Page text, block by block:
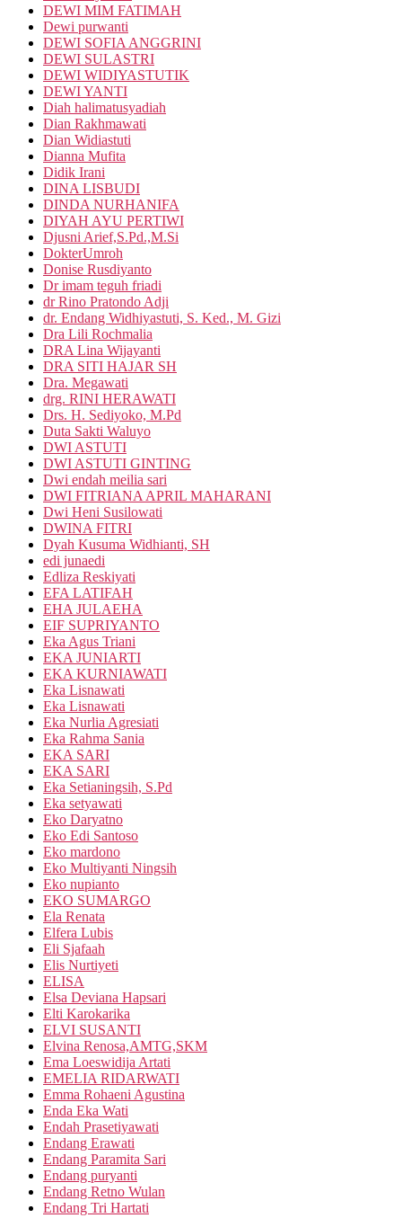
DEWI MIM FATIMAH
Dewi purwanti
DEWI SOFIA ANGGRINI
DEWI SULASTRI
DEWI WIDIYASTUTIK
DEWI YANTI
Diah halimatusyadiah
Dian Rakhmawati
Dian Widiastuti
Dianna Mufita
Didik Irani
DINA LISBUDI
DINDA NURHANIFA
DIYAH AYU PERTIWI
Djusni Arief,S.Pd.,M.Si
DokterUmroh
Donise Rusdiyanto
Dr imam teguh friadi
dr Rino Pratondo Adji
dr. Endang Widhiyastuti, S. Ked., M. Gizi
Dra Lili Rochmalia
DRA Lina Wijayanti
DRA SITI HAJAR SH
Dra. Megawati
drg. RINI HERAWATI
Drs. H. Sediyoko, M.Pd
Duta Sakti Waluyo
DWI ASTUTI
DWI ASTUTI GINTING
Dwi endah meilia sari
DWI FITRIANA APRIL MAHARANI
Dwi Heni Susilowati
DWINA FITRI
Dyah Kusuma Widhianti, SH
edi junaedi
Edliza Reskiyati
EFA LATIFAH
EHA JULAEHA
EIF SUPRIYANTO
Eka Agus Triani
EKA JUNIARTI
EKA KURNIAWATI
Eka Lisnawati
Eka Lisnawati
Eka Nurlia Agresiati
Eka Rahma Sania
EKA SARI
EKA SARI
Eka Setianingsih, S.Pd
Eka setyawati
Eko Daryatno
Eko Edi Santoso
Eko mardono
Eko Multiyanti Ningsih
Eko nupianto
EKO SUMARGO
Ela Renata
Elfera Lubis
Eli Sjafaah
Elis Nurtiyeti
ELISA
Elsa Deviana Hapsari
Elti Karokarika
ELVI SUSANTI
Elvina Renosa,AMTG,SKM
Ema Loeswidija Artati
EMELIA RIDARWATI
Emma Rohaeni Agustina
Enda Eka Wati
Endah Prasetiyawati
Endang Erawati
Endang Paramita Sari
Endang puryanti
Endang Retno Wulan
Endang Tri Hartati